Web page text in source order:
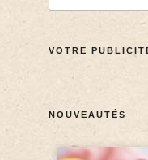
VOTRE
NOUVEAUTÉS